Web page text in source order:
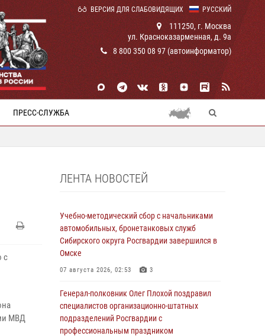
РУССКИЙ
ВЕРСИЯ ДЛЯ СЛАБОВИДЯЩИХ
111250, г. Москва
ул. Красноказарменная, д. 9а
8 800 350 08 97 (автоинформатор)
ПРЕСС-СЛУЖБА
с
МВД
ЛЕНТА НОВОСТЕЙ
Учебно-методический сбор с начальниками
автомобильных, бронетанковых служб
Сибирского округа Росгвардии завершился в
Омске
07 августа 2026, 02:53 3
Генерал-полковник Олег Плохой поздравил
специалистов организационно-штатных
подразделений Росгвардии с
профессиональным праздником